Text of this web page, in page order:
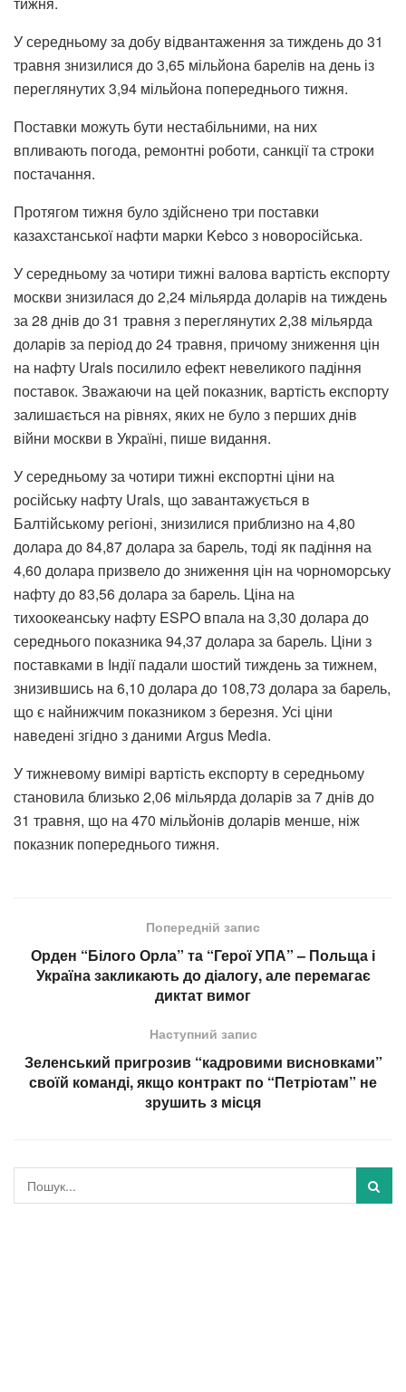
У середньому за добу відвантаження за тиждень до 31
травня знизилися до 3,65 мільйона барелів на день із
переглянутих 3,94 мільйона попереднього тижня.
Поставки можуть бути нестабільними, на них
впливають погода, ремонтні роботи, санкції та строки
постачання.
Протягом тижня було здійснено три поставки
казахстанської нафти марки Kebco з новоросійська.
У середньому за чотири тижні валова вартість експорту
москви знизилася до 2,24 мільярда доларів на тиждень
за 28 днів до 31 травня з переглянутих 2,38 мільярда
доларів за період до 24 травня, причому зниження цін
на нафту Urals посилило ефект невеликого падіння
поставок. Зважаючи на цей показник, вартість експорту
залишається на рівнях, яких не було з перших днів
війни москви в Україні, пише видання.
У середньому за чотири тижні експортні ціни на
російську нафту Urals, що завантажується в
Балтійському регіоні, знизилися приблизно на 4,80
долара до 84,87 долара за барель, тоді як падіння на
4,60 долара призвело до зниження цін на чорноморську
нафту до 83,56 долара за барель. Ціна на
тихоокеанську нафту ESPO впала на 3,30 долара до
середнього показника 94,37 долара за барель. Ціни з
поставками в Індії падали шостий тиждень за тижнем,
знизившись на 6,10 долара до 108,73 долара за барель,
що є найнижчим показником з березня. Усі ціни
наведені згідно з даними Argus Media.
У тижневому вимірі вартість експорту в середньому
становила близько 2,06 мільярда доларів за 7 днів до
31 травня, що на 470 мільйонів доларів менше, ніж
показник попереднього тижня.
Попередній запис
Орден “Білого Орла” та “Герої УПА” – Польща і
Україна закликають до діалогу, але перемагає
диктат вимог
Наступний запис
Зеленський пригрозив “кадровими висновками”
своїй команді, якщо контракт по “Петріотам” не
зрушить з місця